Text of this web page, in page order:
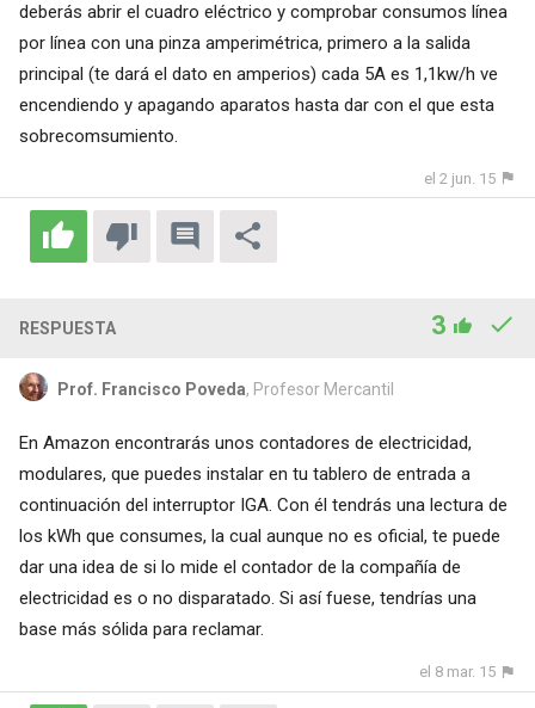
deberás abrir el cuadro eléctrico y comprobar consumos línea
por línea con una pinza amperimétrica, primero a la salida
principal (te dará el dato en amperios) cada 5A es 1,1kw/h ve
encendiendo y apagando aparatos hasta dar con el que esta
sobrecomsumiento.
el 2 jun. 15
RESPUESTA 3
Prof. Francisco Poveda, Profesor Mercantil
En Amazon encontrarás unos contadores de electricidad,
modulares, que puedes instalar en tu tablero de entrada a
continuación del interruptor IGA. Con él tendrás una lectura de
los kWh que consumes, la cual aunque no es oficial, te puede
dar una idea de si lo mide el contador de la compañía de
electricidad es o no disparatado. Si así fuese, tendrías una
base más sólida para reclamar.
el 8 mar. 15